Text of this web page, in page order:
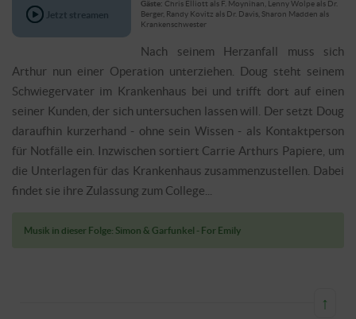
Jetzt streamen
Gäste: Chris Elliott als F. Moynihan, Lenny Wolpe als Dr.
Berger, Randy Kovitz als Dr. Davis, Sharon Madden als
Krankenschwester
Nach seinem Herzanfall muss sich
Arthur nun einer Operation unterziehen. Doug steht seinem
Schwiegervater im Krankenhaus bei und trifft dort auf einen
seiner Kunden, der sich untersuchen lassen will. Der setzt Doug
daraufhin kurzerhand - ohne sein Wissen - als Kontaktperson
für Notfälle ein. Inzwischen sortiert Carrie Arthurs Papiere, um
die Unterlagen für das Krankenhaus zusammenzustellen. Dabei
findet sie ihre Zulassung zum College...
Musik in dieser Folge: Simon & Garfunkel - For Emily
↑